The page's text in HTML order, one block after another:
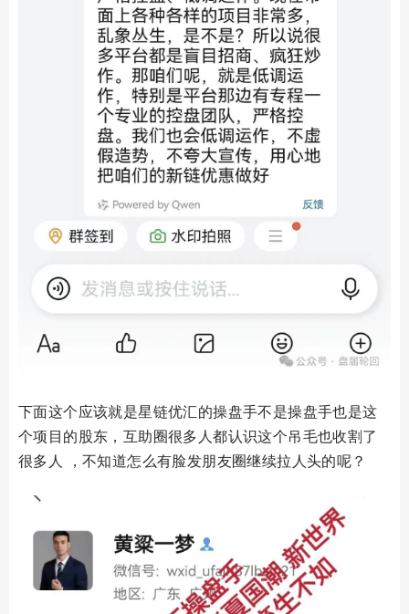
下面这个应该就是星链优汇的操盘手不是操盘手也是这
个项目的股东，互助圈很多人都认识这个吊毛也收割了
很多人 ，不知道怎么有脸发朋友圈继续拉人头的呢？